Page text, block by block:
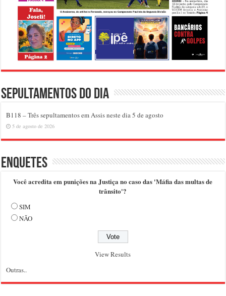
Sepultamentos do dia
B118 – Três sepultamentos em Assis neste dia 5 de agosto
5 de agosto de 2026
Enquetes
Você acredita em punições na Justiça no caso das 'Máfia das multas de
trânsito'?
SIM
NÃO
View Results
Outras..